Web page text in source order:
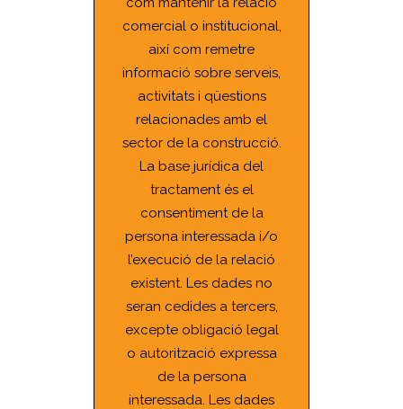
comercial o institucional,
així com remetre
informació sobre serveis,
activitats i qüestions
relacionades amb el
sector de la construcció.
La base jurídica del
tractament és el
consentiment de la
persona interessada i/o
l’execució de la relació
existent. Les dades no
seran cedides a tercers,
excepte obligació legal
o autorització expressa
de la persona
interessada. Les dades